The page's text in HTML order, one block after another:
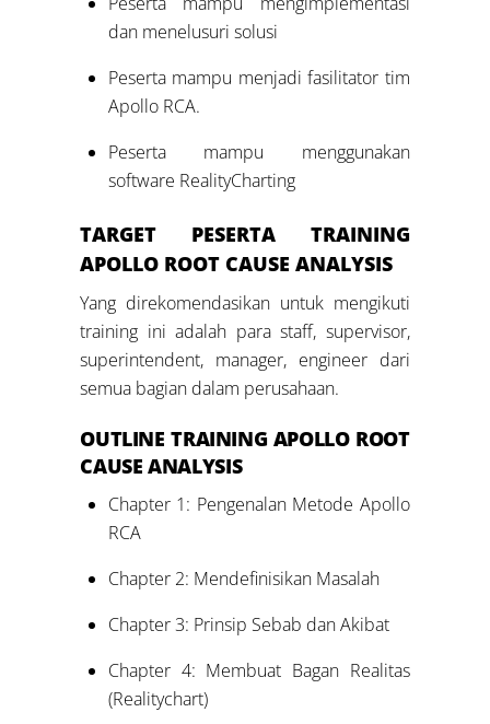
dan menelusuri solusi
Peserta mampu menjadi fasilitator tim
Apollo RCA.
Peserta mampu menggunakan
software RealityCharting
TARGET PESERTA TRAINING
APOLLO ROOT CAUSE ANALYSIS
Yang direkomendasikan untuk mengikuti
training ini adalah para staff, supervisor,
superintendent, manager, engineer dari
semua bagian dalam perusahaan.
OUTLINETRAINING APOLLO ROOT
CAUSE ANALYSIS
Chapter 1: Pengenalan Metode Apollo
RCA
Chapter 2: Mendefinisikan Masalah
Chapter 3: Prinsip Sebab dan Akibat
Chapter 4: Membuat Bagan Realitas
(Realitychart)